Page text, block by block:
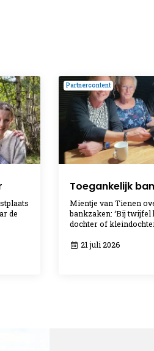
de
Toegankelijk
Mientje van Tienen
bankzaken: ‘Bij twijfel
dochter of kleindochter
21 juli 2026
Partnercontent